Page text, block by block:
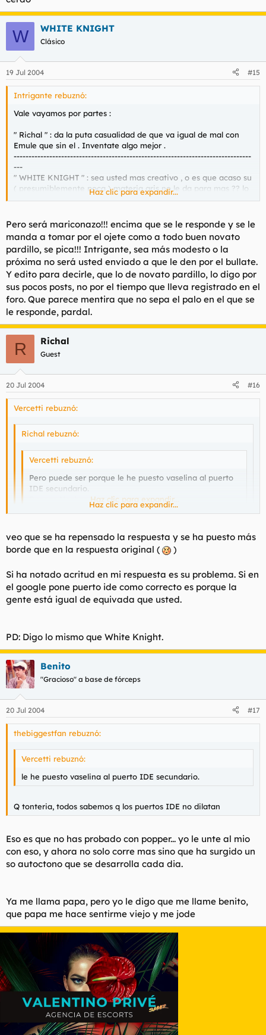
W WHITE KNIGHT
Clásico
19 Jul 2004 #15
Intrigante rebuznó:
Vale vayamos por partes :
" Richal " : da la puta casualidad de que va igual de mal con
Emule que sin el . Inventate algo mejor .
--------------------------------------------------------------------------------
---
" WHITE KNIGHT " : sea usted mas creativo , o es que acaso su
( presumiblemente poca ) materia gris no le da para mas ?? lo
del ojete lo dije yo antes , sea usted mas creativo e
--------------------------------------------------------------------------------
---
" Jeroo " : Gracias pero ... prefiero seguir usando mi cable a 300
. Gracias por el consejo , veo que no es usted tan sumamente
desagradable como otros seres que pululan por aqui .
--------------------------------------------------------------------------------
---
" jackfairy " : si usted quiero le vendo mi +maquina de mierda+
, seguramente le gustara mas que la suya propia y le sacara
mas provecho y rendimiento .
--------------------------------------------------------------------------------
----
" jean " : gracias , tienes razon , sera problemilla mio .
--------------------------------------------------------------------------------
----
" Vercetti " : gracias por el consejo , probare con la vaselina
como dice usted , a falta de vaselina ... vale cualquier otro tipo
de lubricante ??
--------------------------------------------------------------------------------
----
Haz clic para expandir...
Pero será mariconazo!!! encima que se le responde y se le
manda a tomar por el ojete como a todo buen novato
pardillo, se pica!!! Intrigante, sea más modesto o la
próxima no será usted enviado a que le den por el bullate.
Y edito para decirle, que lo de novato pardillo, lo digo por
sus pocos posts, no por el tiempo que lleva registrado en el
foro. Que parece mentira que no sepa el palo en el que se
le responde, pardal.
R Richal
Guest
20 Jul 2004 #16
Vercetti rebuznó:
Richal rebuznó:
Vercetti rebuznó:
Pero puede ser porque le he puesto vaselina al puerto
IDE secundario.
Haz clic para expandir...
sin acritudes ni nada
Solo le digo una cosa, ponga en Google "puerto IDE" y
sorprendase.
Buenas Noches.
Haz clic para expandir...
veo que se ha repensado la respuesta y se ha puesto más
borde que en la respuesta original (
)
Si ha notado acritud en mi respuesta es su problema. Si en
el google pone puerto ide como correcto es porque la
gente está igual de equivada que usted.
PD: Digo lo mismo que White Knight.
Benito
"Gracioso" a base de fórceps
20 Jul 2004 #17
thebiggestfan rebuznó:
Vercetti rebuznó:
le he puesto vaselina al puerto IDE secundario.
Q tonteria, todos sabemos q los puertos IDE no dilatan
Eso es que no has probado con popper... yo le unte al mio
con eso, y ahora no solo corre mas sino que ha surgido un
so autoctono que se desarrolla cada dia.
Ya me llama papa, pero yo le digo que me llame benito,
que papa me hace sentirme viejo y me jode